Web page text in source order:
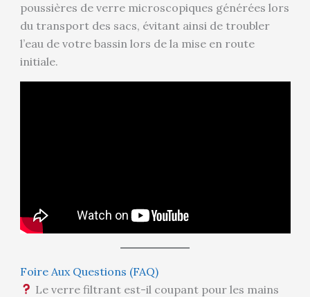
poussières de verre microscopiques générées lors
du transport des sacs, évitant ainsi de troubler
l’eau de votre bassin lors de la mise en route
initiale.
Foire Aux Questions (FAQ)
Le verre filtrant est-il coupant pour les mains